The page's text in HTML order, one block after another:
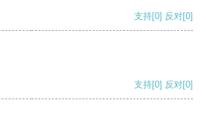
支持[0] 反对[0]
支持[0] 反对[0]